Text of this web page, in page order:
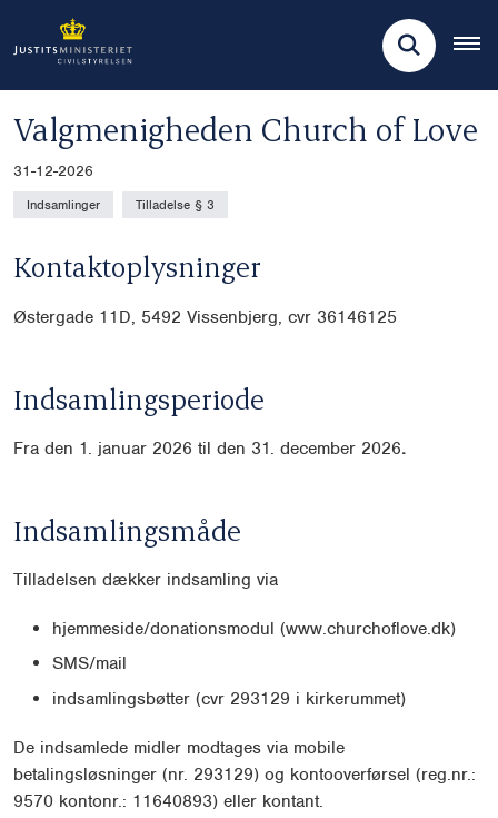
Valgmenigheden Church of Love
31-12-2026
Indsamlinger Tilladelse § 3
Kontaktoplysninger
Østergade 11D, 5492 Vissenbjerg, cvr 36146125
Indsamlingsperiode
Fra den 1. januar 2026 til den 31. december 2026.
Indsamlingsmåde
Tilladelsen dækker indsamling via
hjemmeside/donationsmodul (www.churchoflove.dk)
SMS/mail
indsamlingsbøtter (cvr 293129 i kirkerummet)
De indsamlede midler modtages via mobile
betalingsløsninger (nr. 293129) og kontooverførsel (reg.nr.:
9570 kontonr.: 11640893) eller kontant.